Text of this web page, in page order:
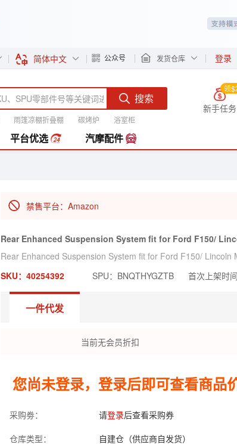
简体中文 公众号 发货仓库 登录
搜索
雨篷凉棚折叠棚 碳烤炉
浴室柜
新手任务
领
平台优选 汽摩配件
禁售平台：Amazon
Rear Enhanced Suspension System fit for Ford F150/
Rear Enhanced Suspension System fit for Ford F150/ Lincoln
SKU：40254392
SPU：BNQTHYGZTB 首次上架时
一件代发
当前无会员折扣
您尚未登录，登录后即可查看商品
采购劵： 请登录后查看采购券
仓库类型：
自建仓（供应商自发货）